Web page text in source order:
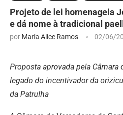
Projeto de lei homenageia
e dá nome à tradicional
por Maria Alice Ramos 02/06/
Proposta aprovada pela Câmara
legado do incentivador da
da Patrulha